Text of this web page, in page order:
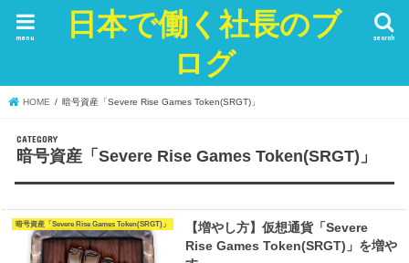
日本で働く社長のブ
ログ
search
menu
HOME 暗号資産「Severe Rise Games Token(SRGT)」
暗号資産「Severe Rise Games Token(SRGT)」
暗号資産「Severe Rise Games Token(SRGT)」
【増やし方】仮想通貨「Severe
Rise Games Token(SRGT)」を増や